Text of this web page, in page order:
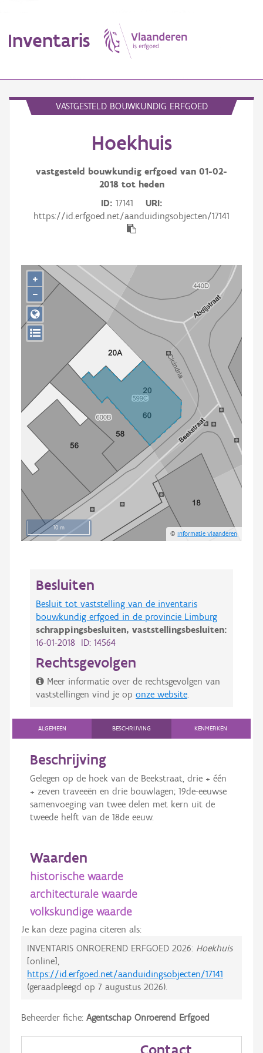
Inventaris
Aanduidingsobject
Persoon of collectief
Downloads
Hergebruik
VASTGESTELD BOUWKUNDIG ERFGOED
Hoekhuis
vastgesteld bouwkundig erfgoed van 01-02-
2018tot heden
ID 17141
URI
https://id.erfgoed.net/aanduidingsobjecten/17141
10 m
©Informatie Vlaanderen
+
−
Besluiten
Besluit tot vaststelling van de inventaris
bouwkundig erfgoed in de provincie Limburg
schrappingsbesluiten, vaststellingsbesluiten:
16-01-2018 ID: 14564
Rechtsgevolgen
Meer informatie over de rechtsgevolgen van
vaststellingen vind je op onze website
ALGEMEEN BESCHRIJVING KENMERKEN
Beschrijving
Gelegen op de hoek van de Beekstraat, drie + één
+ zeven traveeën en drie bouwlagen; 19de-eeuwse
samenvoeging van twee delen met kern uit de
tweede helft van de 18de eeuw.
Waarden
historische waarde
architecturale waarde
volkskundige waarde
Je kan deze pagina citeren als:
INVENTARIS ONROEREND ERFGOED 2026: Hoekhuis
[online],
https://id.erfgoed.net/aanduidingsobjecten/17141
(geraadpleegd op 7 augustus 2026).
Beheerder fiche: Agentschap Onroerend Erfgoed
Contact